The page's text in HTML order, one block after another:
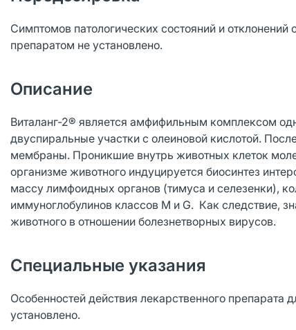
Симптомов патологических состояний и
препаратом не установлено.
Описание
Виталанг-2® является амфифильным комплексом
двуспиральные участки с олеиновой кислотой.
мембраны. Проникшие внутрь животных клеток
организме животного индуцируется биосинтез
массу лимфоидных органов (тимуса и селезенки),
иммуноглобулинов классов М и G. Как следствие,
животного в отношении болезнетворных вирусов.
Специальные указания
Особенностей действия лекарственного
установлено.